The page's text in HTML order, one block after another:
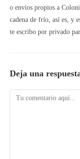
o envios propios a
cadena de frío, así es, y
te escribo por privado
Deja una